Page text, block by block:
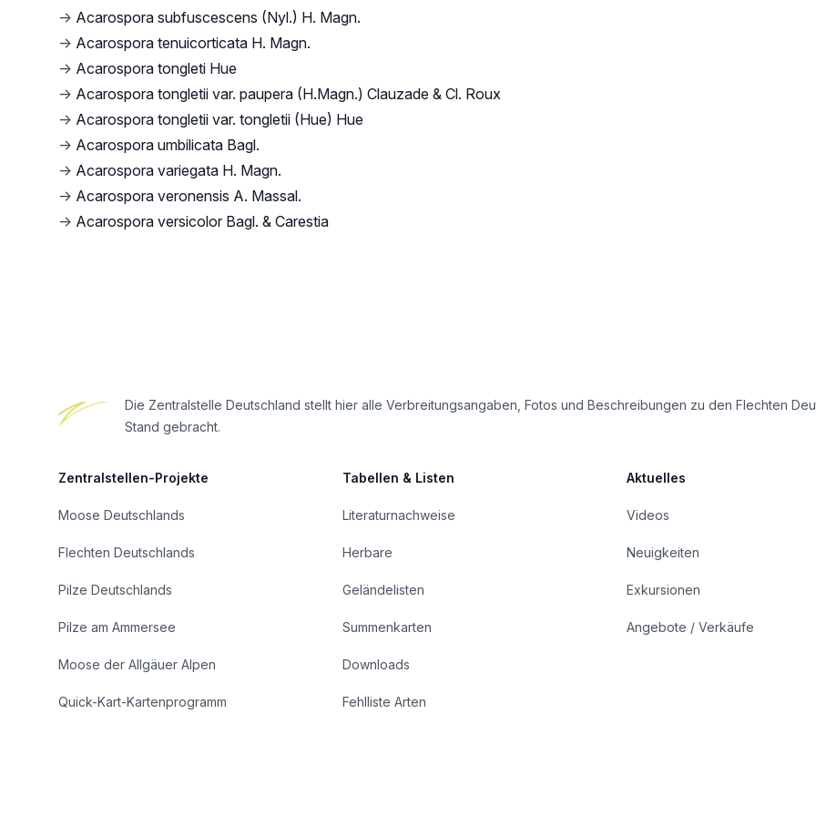
→ Acarospora subfuscescens (Nyl.) H. Magn.
→ Acarospora tenuicorticata H. Magn.
→ Acarospora tongleti Hue
→ Acarospora tongletii var. paupera (H.Magn.) Clauzade & Cl. Roux
→ Acarospora tongletii var. tongletii (Hue) Hue
→ Acarospora umbilicata Bagl.
→ Acarospora variegata H. Magn.
→ Acarospora veronensis A. Massal.
→ Acarospora versicolor Bagl. & Carestia
Die Zentralstelle Deutschland stellt hier alle Verbreitungsangaben, Fotos und Beschreibungen zu den Flechten
Stand gebracht.
Zentralstellen-Projekte
Moose Deutschlands
Flechten Deutschlands
Pilze Deutschlands
Pilze am Ammersee
Moose der Allgäuer Alpen
Quick-Kart-Kartenprogramm
Tabellen & Listen
Literaturnachweise
Herbare
Geländelisten
Summenkarten
Downloads
Fehlliste Arten
Aktuelles
Videos
Neuigkeiten
Exkursionen
Angebote / Verkäufe